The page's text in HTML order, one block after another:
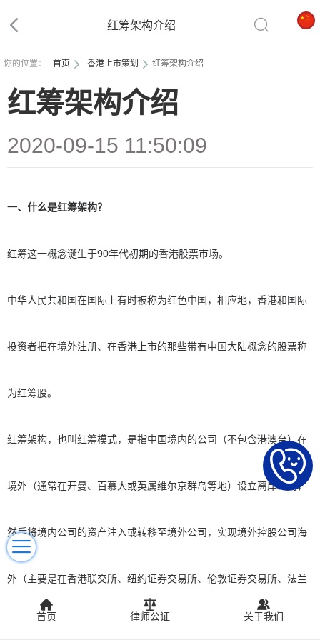
红筹架构介绍
你的位置： 首页 香港上市策划 红筹架构介绍
红筹架构介绍
2020-09-15 11:50:09
一、什么是红筹架构？
红筹这一概念诞生于90年代初期的香港股票市场。
中华人民共和国在国际上有时被称为红色中国，相应地，香港和国际
投资者把在境外注册、在香港上市的那些带有中国大陆概念的股票称
为红筹股。
红筹架构，也叫红筹模式，是指中国境内的公司（不包含港澳台）在
境外（通常在开曼、百慕大或英属维尔京群岛等地）设立离岸公司，
然后将境内公司的资产注入或转移至境外公司，实现境外控股公司海
外（主要是在香港联交所、纽约证券交易所、伦敦证券交易所、法兰
克福证券交易所、纳斯达克证券交易所等）上市融资的目的。
首页 律师公证 关于我们